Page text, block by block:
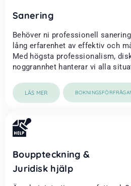
Sanering
Behöver ni professionell
lång erfarenhet av effektiv och
Med högsta professionalism,
noggrannhet hanterar vi alla
LÄS MER
Bouppteckning &
Juridisk hjälp